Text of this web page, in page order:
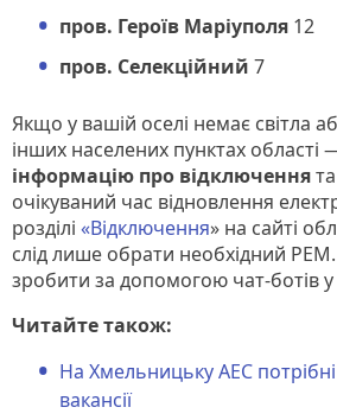
пров. Героїв Маріуполя 12
пров. Селекційний 7
Якщо у вашій оселі немає світла
інших населених пунктах області
інформацію про відключення
очікуваний час відновлення
розділі «Відключення» на сайті
слід лише обрати необхідний
зробити за допомогою чат-ботів у
Читайте також:
На Хмельницьку АЕС потрібні
вакансії